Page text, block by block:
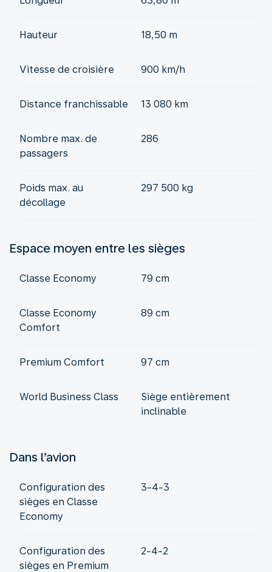
Hauteur 18,50 m
Vitesse de croisière 900 km/h
Distance franchissable 13 080 km
Nombre max. de
passagers
286
Poids max. au
décollage
297 500 kg
Espace moyen entre les sièges
Classe Economy 79 cm
Classe Economy
Comfort
89 cm
Premium Comfort 97 cm
World Business Class
Siège entièrement
inclinable
Dans l’avion
Configuration des
sièges en Classe
Economy
3-4-3
Configuration des
sièges en Premium
2-4-2